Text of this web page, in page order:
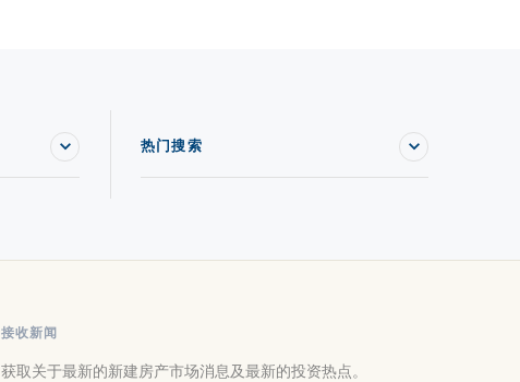
热门搜索
接收新闻
获取关于最新的新建房产市场消息及最新的投资热点。